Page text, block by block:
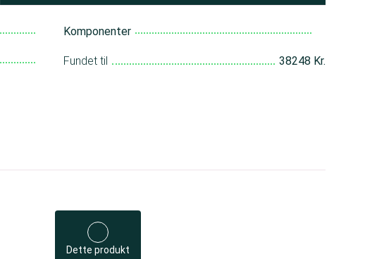
Komponenter
Fundet til 38248 Kr.
Dette produkt